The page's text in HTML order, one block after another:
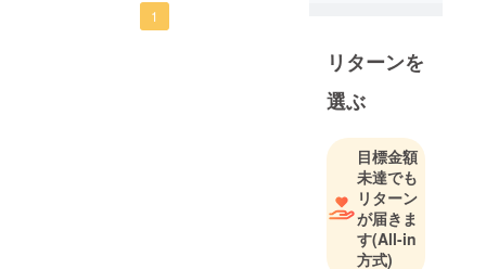
1
ワイワイす
です！ス
般に好きで
す。テニ
ス、サッ
カー、ス
キー、ゴル
リターンを
選ぶ
目標金額
未達でも
リターン
が届きま
す(All-in
方式)